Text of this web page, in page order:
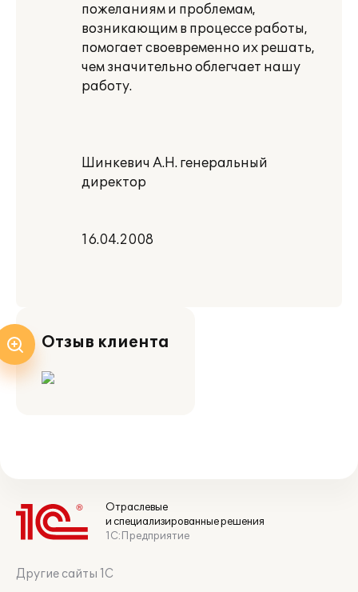
пожеланиям и проблемам,
возникающим в процессе работы,
помогает своевременно их решать,
чем значительно облегчает нашу
работу.
Шинкевич А.Н. генеральный
директор
16.04.2008
Отзыв клиента
Отраслевые
и специализированные решения
1С:Предприятие
Другие сайты 1С